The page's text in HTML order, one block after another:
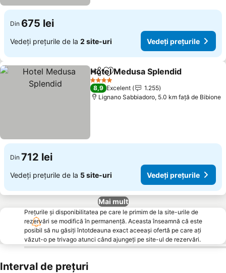
Din 675 lei
Vedeți prețurile de la 2 site-uri Vedeți prețurile
DistribuițiAdăugaţi la favorite
Hotel Medusa Splendid
4 Stele
8,9 Excelent
1.255
Lignano Sabbiadoro, 5.0 km faţă de Bibione
Din 712 lei
Vedeți prețurile de la 5 site-uri Vedeți prețurile
Mai mult
Prețurile și disponibilitatea pe care le primim de la site-urile de
rezervări se modifică în permanență. Aceasta înseamnă că este
posibil să nu găsiți întotdeauna exact aceeași ofertă pe care ați
văzut-o pe trivago atunci când ajungeți pe site-ul de rezervări.
Interval de prețuri